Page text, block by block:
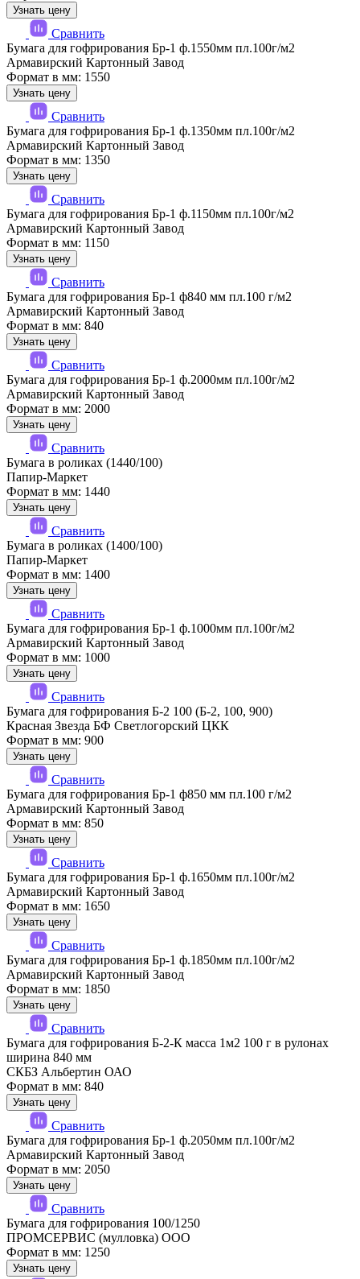
Узнать цену
Сравнить
Бумага для гофрирования Бр-1 ф.1550мм пл.100г/м2
Армавирский Картонный Завод
Формат в мм: 1550
Узнать цену
Сравнить
Бумага для гофрирования Бр-1 ф.1350мм пл.100г/м2
Армавирский Картонный Завод
Формат в мм: 1350
Узнать цену
Сравнить
Бумага для гофрирования Бр-1 ф.1150мм пл.100г/м2
Армавирский Картонный Завод
Формат в мм: 1150
Узнать цену
Сравнить
Бумага для гофрирования Бр-1 ф840 мм пл.100 г/м2
Армавирский Картонный Завод
Формат в мм: 840
Узнать цену
Сравнить
Бумага для гофрирования Бр-1 ф.2000мм пл.100г/м2
Армавирский Картонный Завод
Формат в мм: 2000
Узнать цену
Сравнить
Бумага в роликах (1440/100)
Папир-Маркет
Формат в мм: 1440
Узнать цену
Сравнить
Бумага в роликах (1400/100)
Папир-Маркет
Формат в мм: 1400
Узнать цену
Сравнить
Бумага для гофрирования Бр-1 ф.1000мм пл.100г/м2
Армавирский Картонный Завод
Формат в мм: 1000
Узнать цену
Сравнить
Бумага для гофрирования Б-2 100 (Б-2, 100, 900)
Красная Звезда БФ Светлогорский ЦКК
Формат в мм: 900
Узнать цену
Сравнить
Бумага для гофрирования Бр-1 ф850 мм пл.100 г/м2
Армавирский Картонный Завод
Формат в мм: 850
Узнать цену
Сравнить
Бумага для гофрирования Бр-1 ф.1650мм пл.100г/м2
Армавирский Картонный Завод
Формат в мм: 1650
Узнать цену
Сравнить
Бумага для гофрирования Бр-1 ф.1850мм пл.100г/м2
Армавирский Картонный Завод
Формат в мм: 1850
Узнать цену
Сравнить
Бумага для гофрирования Б-2-К масса 1м2 100 г в рулонах
ширина 840 мм
СКБЗ Альбертин ОАО
Формат в мм: 840
Узнать цену
Сравнить
Бумага для гофрирования Бр-1 ф.2050мм пл.100г/м2
Армавирский Картонный Завод
Формат в мм: 2050
Узнать цену
Сравнить
Бумага для гофрирования 100/1250
ПРОМСЕРВИС (мулловка) ООО
Формат в мм: 1250
Узнать цену